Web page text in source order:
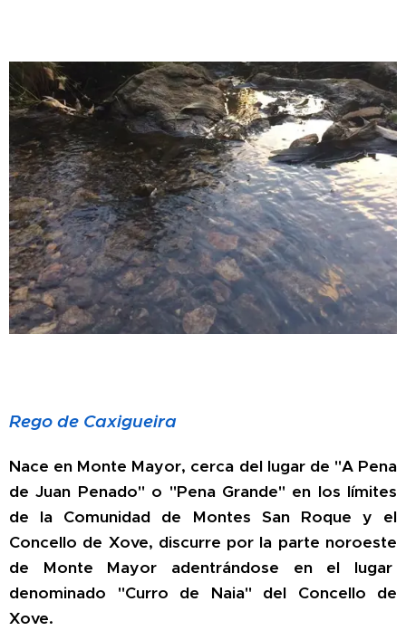
Rego de Caxigueira
Nace en Monte Mayor, cerca del lugar de "A Pena
de Juan Penado" o "Pena Grande" en los límites
de la Comunidad de Montes San Roque y el
Concello de Xove, discurre por la parte noroeste
de Monte Mayor adentrándose en el lugar
denominado "Curro de Naia" del Concello de
Xove.